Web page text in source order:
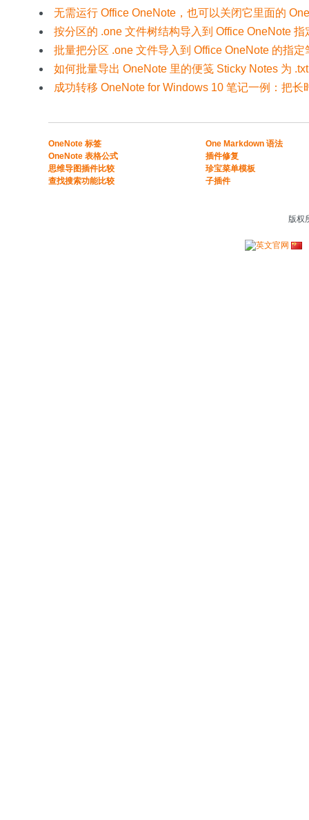
无需运行 Office OneNote，也可以关闭它里面的
按分区的 .one 文件树结构导入到 Office OneNote 指
批量把分区 .one 文件导入到 Office OneNote 的指
如何批量导出 OneNote 里的便笺 Sticky Notes 为
成功转移 OneNote for Windows 10 笔记一例：把
​​OneNote 标签
OneNote 表格公式​
​思维导图插件比较​
​查找搜索功能比较​
One Markdown 语法
插件修复
珍宝菜单模板
子插件
版权